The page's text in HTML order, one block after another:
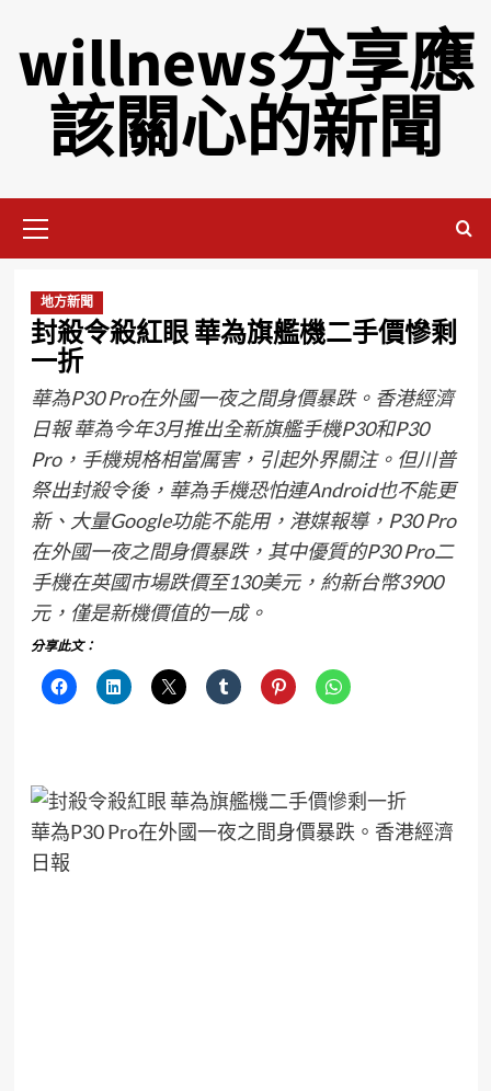
willnews分享應
該關心的新聞
地方新聞
封殺令殺紅眼 華為旗艦機二手價慘剩
一折
華為P30 Pro在外國一夜之間身價暴跌。香港經濟
日報 華為今年3月推出全新旗艦手機P30和P30
Pro，手機規格相當厲害，引起外界關注。但川普
祭出封殺令後，華為手機恐怕連Android也不能更
新、大量Google功能不能用，港媒報導，P30 Pro
在外國一夜之間身價暴跌，其中優質的P30 Pro二
手機在英國市場跌價至130美元，約新台幣3900
元，僅是新機價值的一成。
分享此文：
華為P30 Pro在外國一夜之間身價暴跌。香港經濟
日報